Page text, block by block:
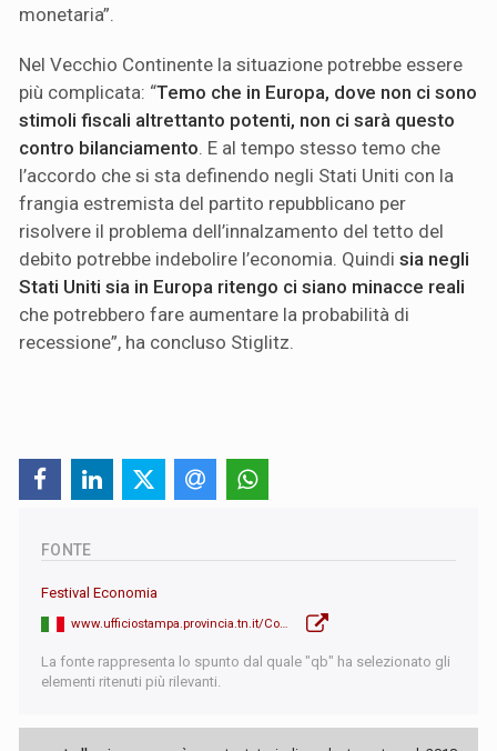
monetaria”.
Nel Vecchio Continente la situazione potrebbe essere
più complicata: “Temo che in Europa, dove non ci sono
stimoli fiscali altrettanto potenti, non ci sarà questo
contro bilanciamento. E al tempo stesso temo che
l’accordo che si sta definendo negli Stati Uniti con la
frangia estremista del partito repubblicano per
risolvere il problema dell’innalzamento del tetto del
debito potrebbe indebolire l’economia. Quindi sia negli
Stati Uniti sia in Europa ritengo ci siano minacce reali
che potrebbero fare aumentare la probabilità di
recessione”, ha concluso Stiglitz.
FONTE
Festival Economia
www.ufficiostampa.provincia.tn.it/Comunicati/Stiglitz-La-democrazia-e-a-rischio-serve-una-riforma-del-capitalismo
La fonte rappresenta lo spunto dal quale "qb" ha selezionato gli
elementi ritenuti più rilevanti.